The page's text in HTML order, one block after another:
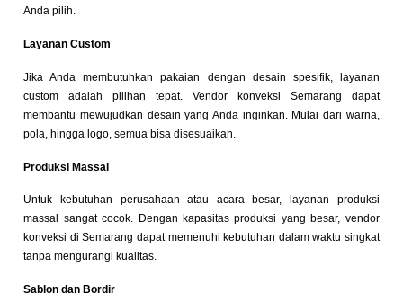
Anda pilih.
Layanan Custom
Jika Anda membutuhkan pakaian dengan desain spesifik, layanan
custom adalah pilihan tepat. Vendor konveksi Semarang dapat
membantu mewujudkan desain yang Anda inginkan. Mulai dari warna,
pola, hingga logo, semua bisa disesuaikan.
Produksi Massal
Untuk kebutuhan perusahaan atau acara besar, layanan produksi
massal sangat cocok. Dengan kapasitas produksi yang besar, vendor
konveksi di Semarang dapat memenuhi kebutuhan dalam waktu singkat
tanpa mengurangi kualitas.
Sablon dan Bordir